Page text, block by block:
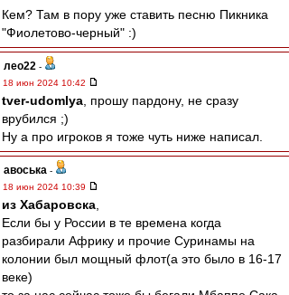
Кем? Там в пору уже ставить песню Пикника
"Фиолетово-черный" :)
лео22 -
18 июн 2024 10:42
tver-udomlya , прошу пардону, не сразу
врубился ;)
Ну а про игроков я тоже чуть ниже написал.
авоська -
18 июн 2024 10:39
из Хабаровска
Если бы у России в те времена когда
разбирали Африку и прочие Суринамы на
колонии был мощный флот(а это было в 16-17
веке)